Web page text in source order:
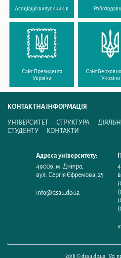
Асоціація випускників
Сайт Президента
України
Сайт
України
КОНТАКТНА ІНФОРМАЦІЯ
УНІВЕРСИТЕТ СТРУКТУРА
СТУДЕНТУ
КОНТАКТИ
Адреса університету:
49009 м. Дніпро,
вул. Сергія Єфремова, 25
info@dsau.dp.ua
2018 © dsau.dp.ua Усі